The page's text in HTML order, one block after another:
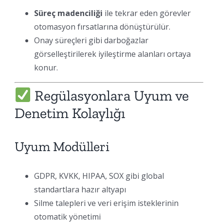
Süreç madenciliği ile tekrar eden görevler
otomasyon fırsatlarına dönüştürülür.
Onay süreçleri gibi darboğazlar
görselleştirilerek iyileştirme alanları ortaya
konur.
Regülasyonlara Uyum ve
Denetim Kolaylığı
Uyum Modülleri
GDPR, KVKK, HIPAA, SOX gibi global
standartlara hazır altyapı
Silme talepleri ve veri erişim isteklerinin
otomatik yönetimi